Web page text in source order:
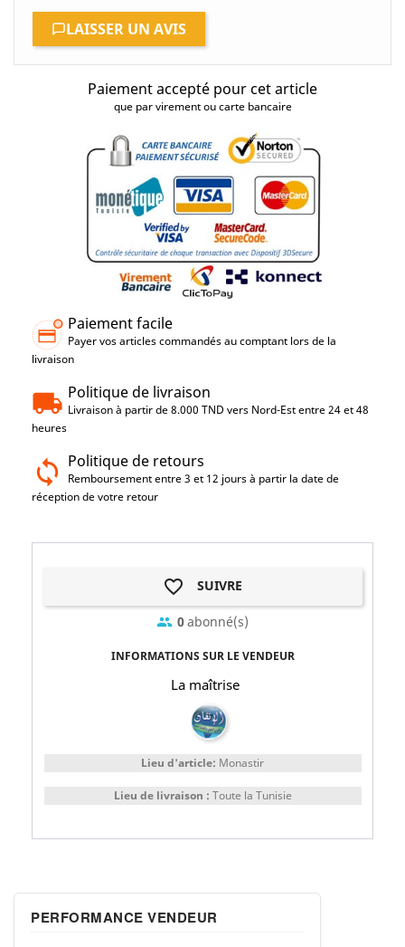
LAISSER UN AVIS
Paiement accepté pour cet article
que par virement ou carte bancaire
Paiement facile
Payer vos articles commandés au comptant lors de la
livraison
Politique de livraison
Livraison à partir de 8.000 TND vers Nord-Est entre 24 et 48
heures
Politique de retours
Remboursement entre 3 et 12 jours à partir la date de
réception de votre retour
favorite_border SUIVRE
group 0abonné(s)
INFORMATIONS SUR LE VENDEUR
La maîtrise
Lieu d'article: Monastir
Lieu de livraison : Toute la Tunisie
PERFORMANCE VENDEUR